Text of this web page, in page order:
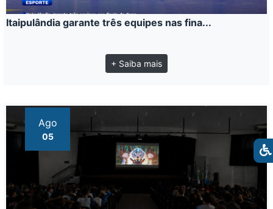
Itaipulândia garante três equipes nas fina...
+ Saiba mais
Ago
05